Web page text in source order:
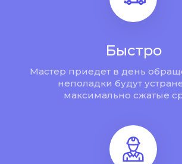
Быстро
Мастер приедет в день
неполадки будут
максимально сжатые